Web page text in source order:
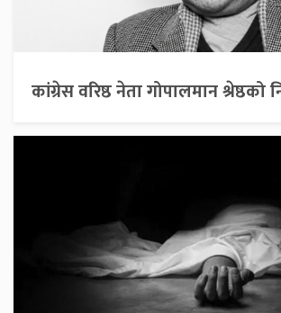
कांग्रेस वरिष्ठ नेता गोपालमान श्रेष्ठको